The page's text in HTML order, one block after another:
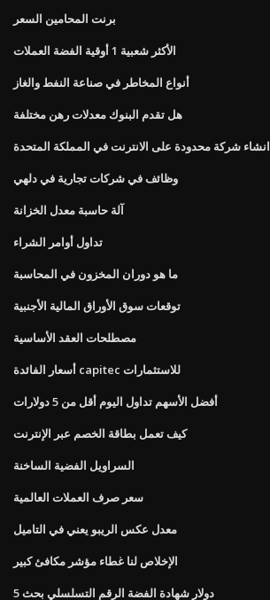
برنت المحامين السعر
الأكثر شعبية 1 أوقية الفضة العملات
أنواع المخاطر في صناعة النفط والغاز
هل تقدم البنوك معدلات رهن مختلفة
انشاء شركة محدودة على الانترنت في المملكة المتحدة
وظائف في شركات تجارية في دلهي
آلة حاسبة معدل الخزانة
تداول أوامر الشراء
ما هو دوران المخزون في المحاسبة
توقعات سوق الأوراق المالية الأجنبية
مصطلحات العقد الأساسية
أسعار الفائدة capitec للاستثمارات
أفضل الأسهم تداول اليوم أقل من 5 دولارات
كيف تعمل بطاقة الخصم عبر الإنترنت
السراويل الفضية الساخنة
سعر صرف العملات العالمية
معدل عكس الريبو يعني في التاميل
الإخلاص لنا غطاء مؤشر مكافئ كبير
5 دولار شهادة الفضة الرقم التسلسلي بحث